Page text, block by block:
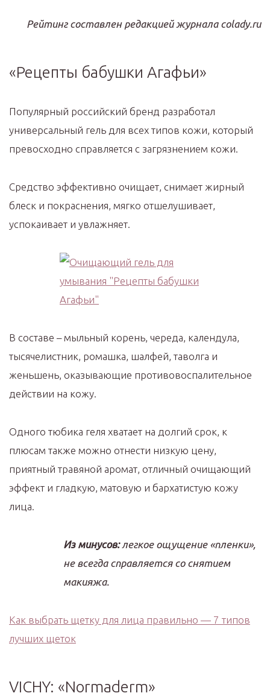
Рейтинг составлен редакцией журнала colady.ru
«Рецепты бабушки Агафьи»
Популярный российский бренд разработал
универсальный гель для всех типов кожи, который
превосходно справляется с загрязнением кожи.
Средство эффективно очищает, снимает жирный
блеск и покраснения, мягко отшелушивает,
успокаивает и увлажняет.
В составе – мыльный корень, череда, календула,
тысячелистник, ромашка, шалфей, таволга и
женьшень, оказывающие противовоспалительное
действии на кожу.
Одного тюбика геля хватает на долгий срок, к
плюсам также можно отнести низкую цену,
приятный травяной аромат, отличный очищающий
эффект и гладкую, матовую и бархатистую кожу
лица.
Из минусов:легкое ощущение «пленки»,
не всегда справляется со снятием
макияжа.
Как выбрать щетку для лица правильно — 7 типов
лучших щеток
VICHY: «Normaderm»